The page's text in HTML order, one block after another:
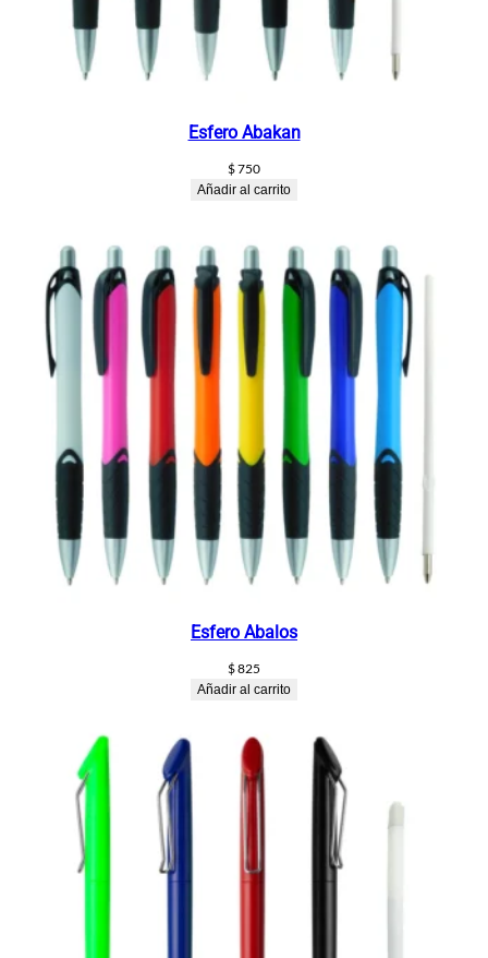
Esfero Abakan
$750
Añadir al carrito
Esfero Abalos
$825
Añadir al carrito